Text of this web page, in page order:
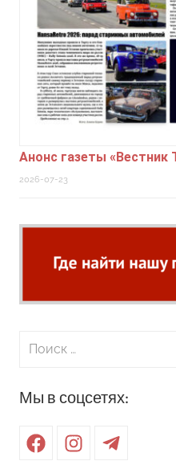
Анонс газеты «Вестник
2026-07-23
Поиск
Мы в соцсетях:
FacebookInstagramTelegram